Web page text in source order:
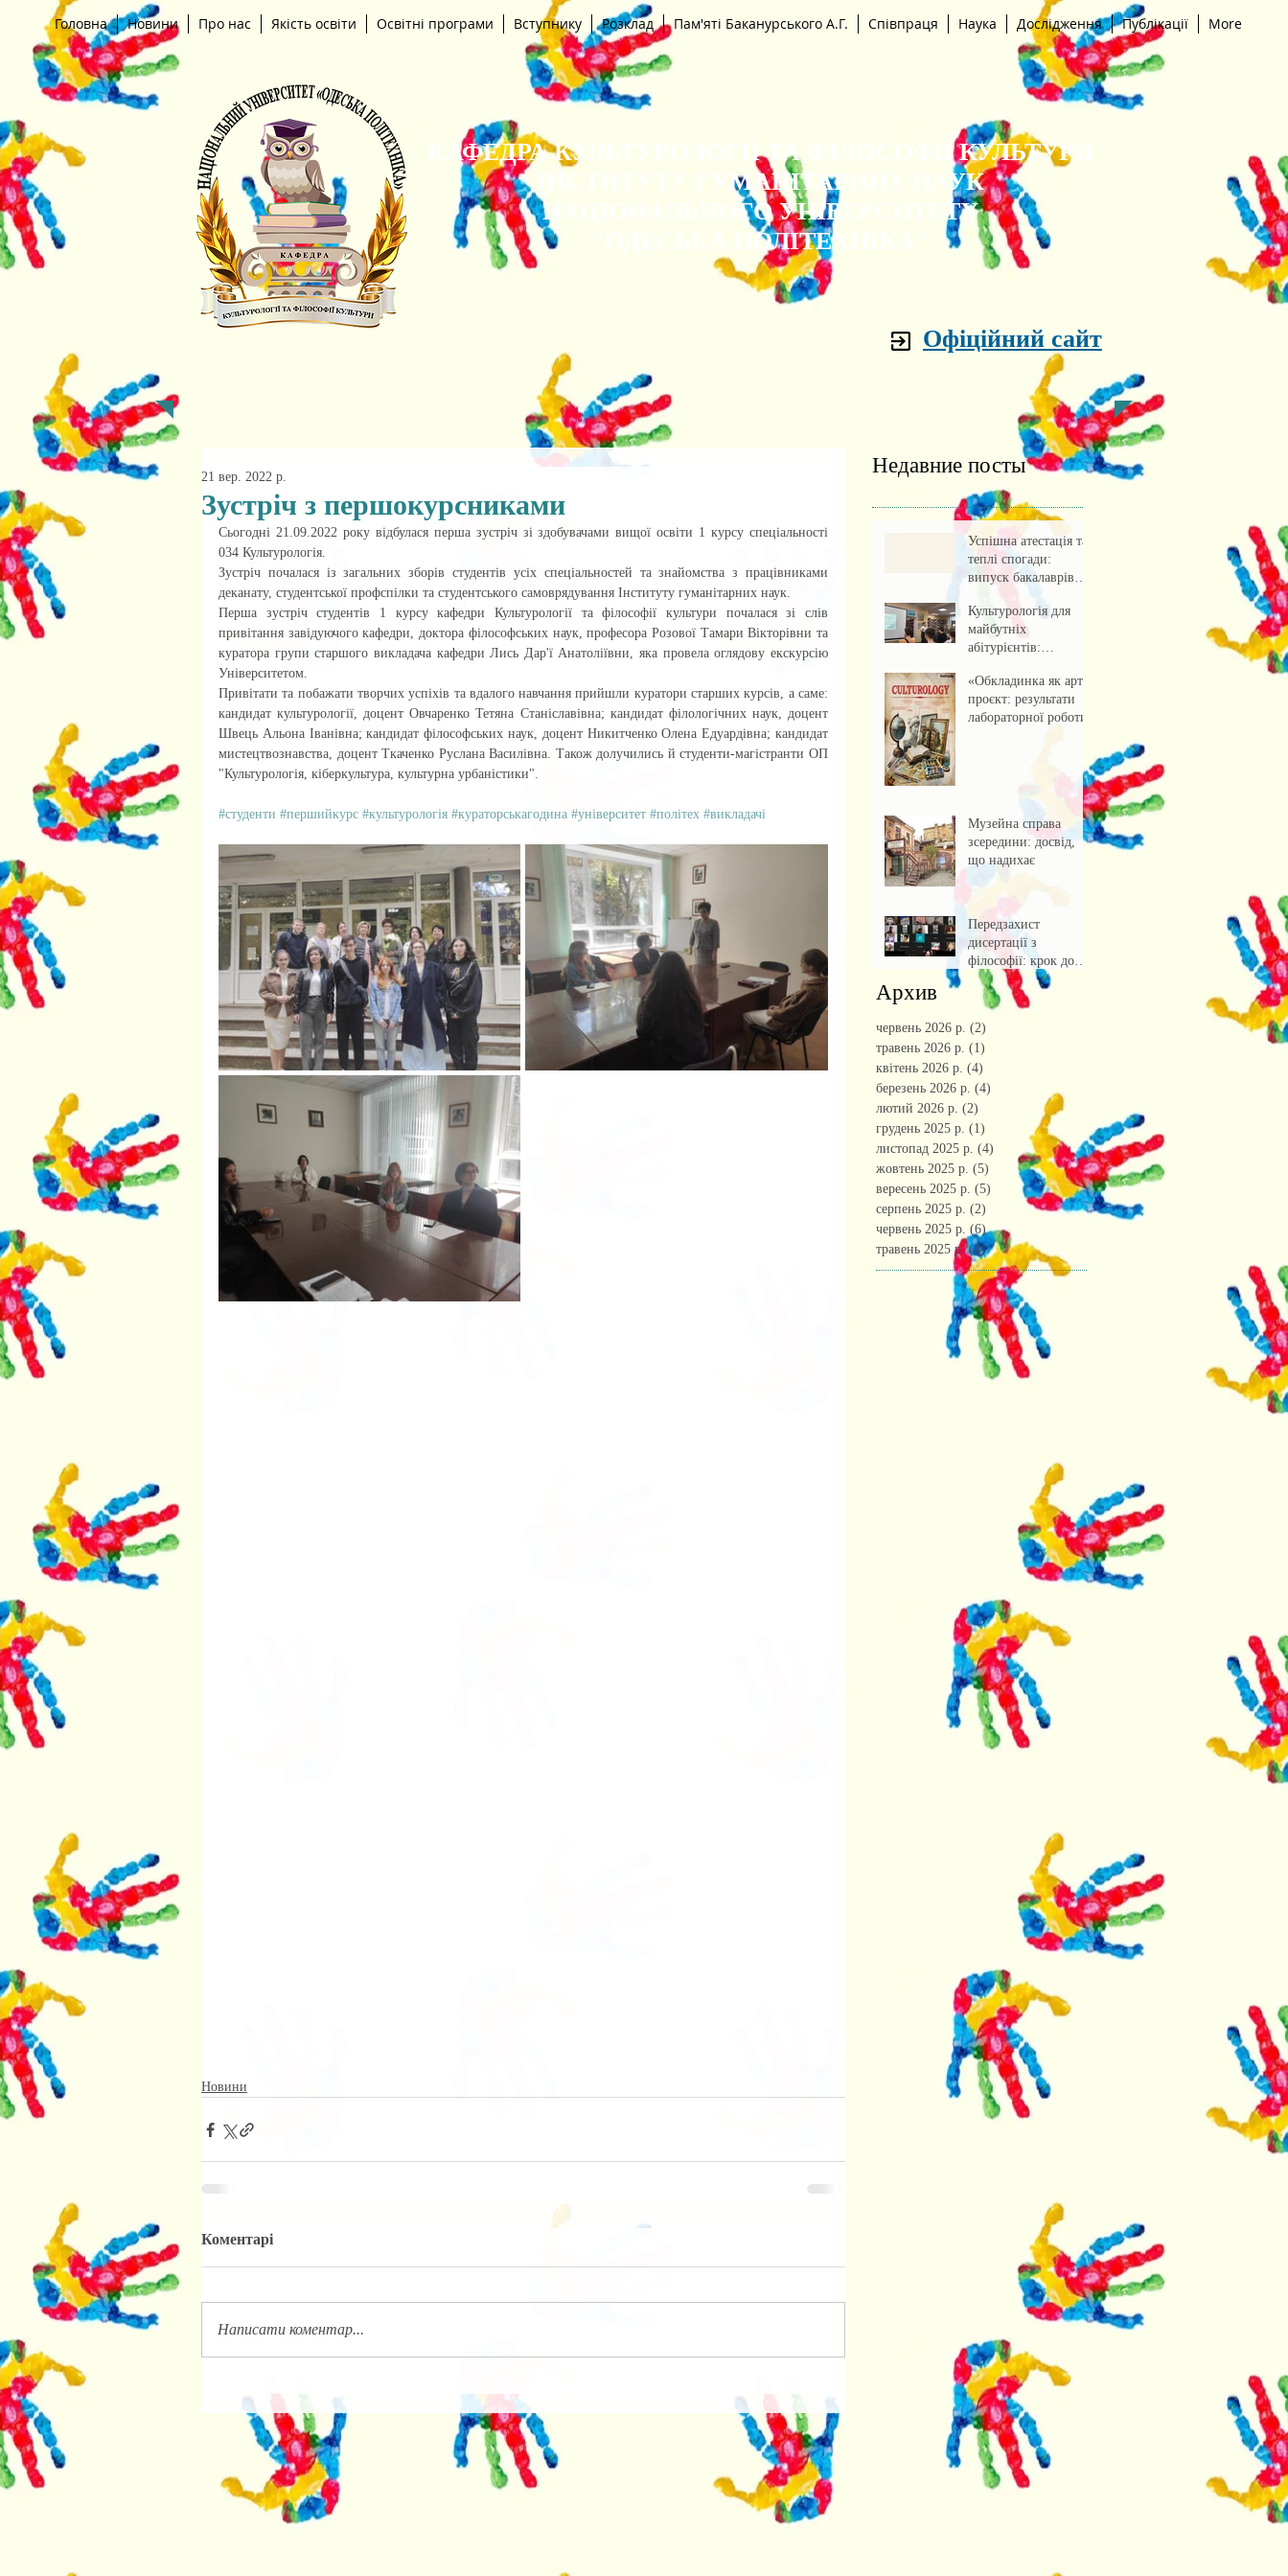
Головна Новини Про нас Якість освіти Освітні програми Вступнику Розклад Пам'яті Баканурського А.Г. Співпраця Наука Дослідження Публікації More
КАФЕДРА КУЛЬТУРОЛОГІЇ ТА ФІЛОСОФІЇ КУЛЬТУРИ
ІНСТИТУТУ ГУМАНІТАРНИХ НАУК
НАЦІОНАЛЬНОГО УНІВЕРСИТЕТУ
"ОДЕСЬКА ПОЛІТЕХНІКА"
Офіційний сайт
Зустріч з першокурсниками
21 вер. 2022 р.
Сьогодні 21.09.2022 року відбулася перша зустріч зі здобувачами вищої освіти 1 курсу спеціальності
034 Культурологія.
Зустріч почалася із загальних зборів студентів усіх спеціальностей та знайомства з працівниками
деканату, студентської профспілки та студентського самоврядування Інституту гуманітарних наук.
Перша зустріч студентів 1 курсу кафедри Культурології та філософії культури почалася зі слів
привітання завідуючого кафедри, доктора філософських наук, професора Розової Тамари Вікторівни та
куратора групи старшого викладача кафедри Лись Дар'ї Анатоліївни, яка провела оглядову екскурсію
Університетом.
Привітати та побажати творчих успіхів та вдалого навчання прийшли куратори старших курсів, а саме:
кандидат культурології, доцент Овчаренко Тетяна Станіславівна; кандидат філологічних наук, доцент
Швець Альона Іванівна; кандидат філософських наук, доцент Никитченко Олена Едуардівна; кандидат
мистецтвознавства, доцент Ткаченко Руслана Василівна. Також долучились й студенти-магістранти ОП
"Культурологія, кіберкультура, культурна урбаністики".
#студенти #першийкурс #культурологія #кураторськагодина #університет #політех #викладачі
Новини
Коментарі
Написати коментар...
Недавние посты
Успішна атестація та
теплі спогади:
випуск бакалаврів
культурології 2026
Культурологія для
майбутніх
абітурієнтів:
зустріч із учнями
ліцею
«Обкладинка як арт-
проєкт: результати
лабораторної роботи»
Музейна справа
зсередини: досвід,
що надихає
Передзахист
дисертації з
філософії: крок до
осмислення епохи
штучного інтелекту.
Архив
червень 2026 р. (2)
травень 2026 р. (1)
квітень 2026 р. (4)
березень 2026 р. (4)
лютий 2026 р. (2)
грудень 2025 р. (1)
листопад 2025 р. (4) 4 пости
жовтень 2025 р. (5) 5 постів
вересень 2025 р. (5) 5 постів
серпень 2025 р. (2) 2 пости
червень 2025 р. (6)6 постів
травень 2025 р. (4)4 пости